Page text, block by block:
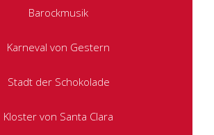
Barockmusik
Karneval von Gestern
Stadt der Schokolade
Kloster von Santa Clara